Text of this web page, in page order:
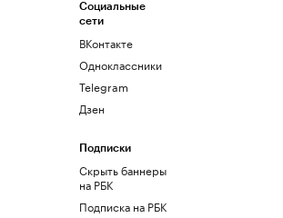
Социальные
сети
ВКонтакте
Одноклассники
Telegram
Дзен
Подписки
Скрыть баннеры
на РБК
Подписка на РБК